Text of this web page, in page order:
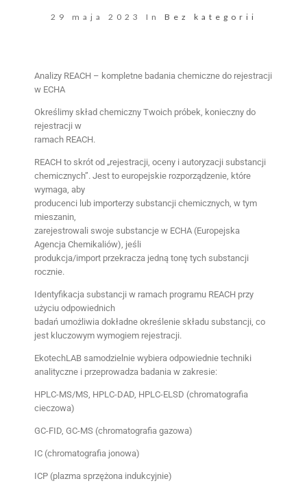
29 maja 2023 In Bez kategorii
Analizy REACH – kompletne badania chemiczne do rejestracji
w ECHA
Określimy skład chemiczny Twoich próbek, konieczny do
rejestracji w
ramach REACH.
REACH to skrót od „rejestracji, oceny i autoryzacji substancji
chemicznych”. Jest to europejskie rozporządzenie, które
wymaga, aby
producenci lub importerzy substancji chemicznych, w tym
mieszanin,
zarejestrowali swoje substancje w ECHA (Europejska
Agencja Chemikaliów), jeśli
produkcja/import przekracza jedną tonę tych substancji
rocznie.
Identyfikacja substancji w ramach programu REACH przy
użyciu odpowiednich
badań umożliwia dokładne określenie składu substancji, co
jest kluczowym wymogiem rejestracji.
EkotechLAB samodzielnie wybiera odpowiednie techniki
analityczne i przeprowadza badania w zakresie:
HPLC-MS/MS, HPLC-DAD, HPLC-ELSD (chromatografia
cieczowa)
GC-FID, GC-MS (chromatografia gazowa)
IC (chromatografia jonowa)
ICP (plazma sprzężona indukcyjnie)